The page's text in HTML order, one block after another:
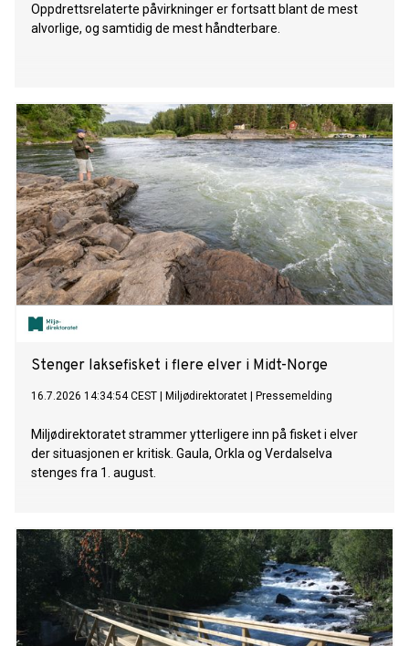
Oppdrettsrelaterte påvirkninger er fortsatt blant de mest
alvorlige, og samtidig de mest håndterbare.
Stenger laksefisket i flere elver i Midt-Norge
16.7.2026 14:34:54 CEST Miljødirektoratet Pressemelding
Miljødirektoratet strammer ytterligere inn på fisket i elver
der situasjonen er kritisk. Gaula, Orkla og Verdalselva
stenges fra 1. august.